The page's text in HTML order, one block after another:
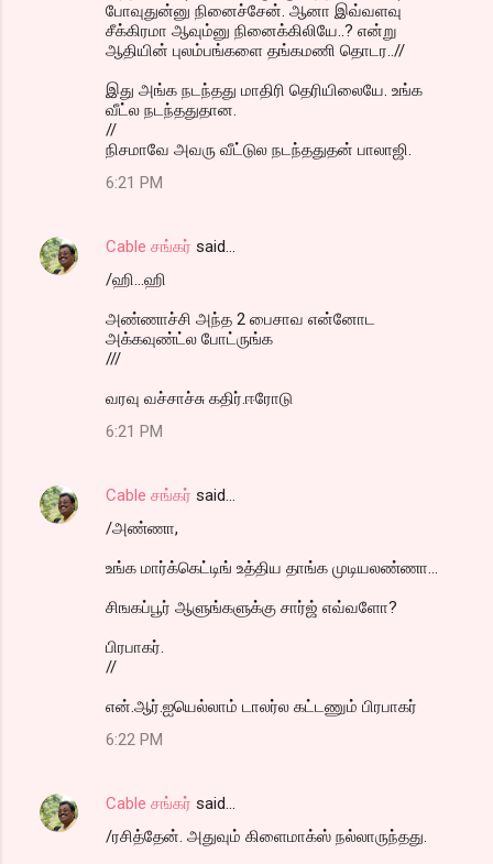
போவுதுன்னு நினைச்சேன். ஆனா இவ்வளவு
சீக்கிரமா ஆவும்னு நினைக்கிலியே..? என்று
ஆதியின் புலம்பங்களை தங்கமணி தொடர..//
இது அங்க நடந்தது மாதிரி தெரியிலையே. உங்க
வீட்ல நடந்ததுதான.
//
நிசமாவே அவரு வீட்டுல நடந்ததுதன் பாலாஜி.
6:21 PM
Cable சங்கர் said…
/ஹி...ஹி
அண்ணாச்சி அந்த 2 பைசாவ என்னோட
அக்கவுண்ட்ல போட்ருங்க
///
வரவு வச்சாச்சு கதிர்.ஈரோடு
6:21 PM
Cable சங்கர் said…
/அண்ணா,
உங்க மார்க்கெட்டிங் உத்திய தாங்க முடியலண்ணா...
சிஙகப்பூர் ஆளுங்களுக்கு சார்ஜ் எவ்வளோ?
பிரபாகர்.
//
என்.ஆர்.ஐயெல்லாம் டாலர்ல கட்டணும் பிரபாகர்
6:22 PM
Cable சங்கர் said…
/ரசித்தேன். அதுவும் கிளைமாக்ஸ் நல்லாருந்தது.